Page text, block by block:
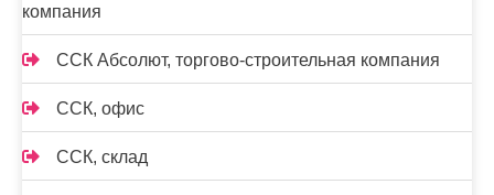
компания
ССК Абсолют, торгово-строительная компания
ССК, офис
ССК, склад